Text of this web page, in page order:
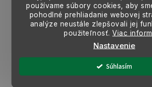
používame súbory cookies, aby
pohodlné prehliadanie webovej
analýze neustále zlepšovali jej
použiteľnosť.Viac
Nastavenie
Súhlasím
pre
balkónové
rastliny